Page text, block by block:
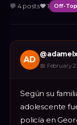
💬 4 posts❤️1 Off-
AD
@
📅 February
Según su
adolescente
policía en